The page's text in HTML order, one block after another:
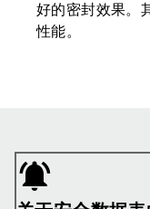
好的密封效果。
性能。